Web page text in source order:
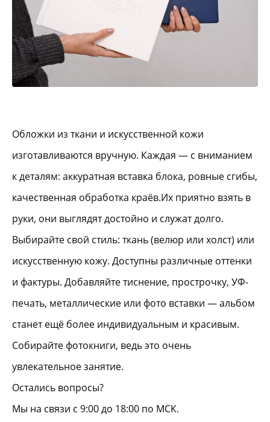
Обложки из ткани и искусственной кожи
изготавливаются вручную. Каждая — с вниманием
к деталям: аккуратная вставка блока, ровные сгибы,
качественная обработка краёв.Их приятно взять в
руки, они выглядят достойно и служат долго.
Выбирайте свой стиль: ткань (велюр или холст) или
искусственную кожу. Доступны различные оттенки
и фактуры. Добавляйте тиснение, прострочку, УФ-
печать, металлические или фото вставки — альбом
станет ещё более индивидуальным и красивым.
Собирайте фотокниги, ведь это очень
увлекательное занятие.
Остались вопросы?
Мы на связи с 9:00 до 18:00 по МСК.